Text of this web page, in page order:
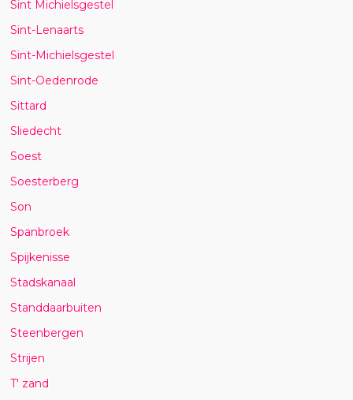
Sint Michielsgestel
Sint-Lenaarts
Sint-Michielsgestel
Sint-Oedenrode
Sittard
Sliedecht
Soest
Soesterberg
Son
Spanbroek
Spijkenisse
Stadskanaal
Standdaarbuiten
Steenbergen
Strijen
T' zand